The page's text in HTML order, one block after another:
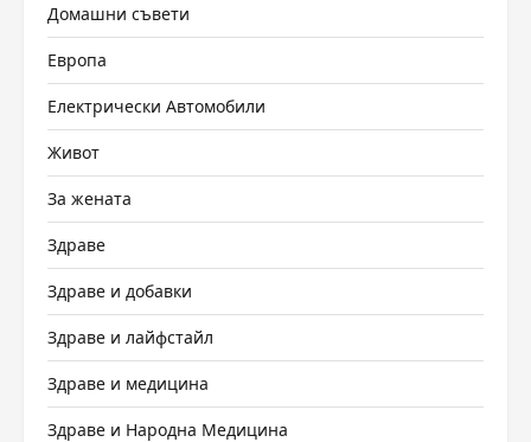
Домашни съвети
Европа
Електрически Автомобили
Живот
За жената
Здраве
Здраве и добавки
Здраве и лайфстайл
Здраве и медицина
Здраве и Народна Медицина